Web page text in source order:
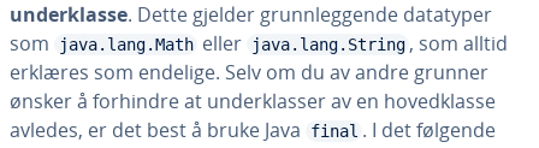
underklasse. Dette gjelder grunnleggende datatyper
som
java.lang.Math eller java.lang.String , som alltid
erklæres som endelige. Selv om du av andre grunner
ønsker å forhindre at underklasser av en hovedklasse
avledes, er det best å bruke Java
final . I det følgende